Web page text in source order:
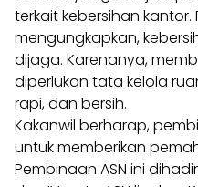
terkait kebersihan kantor.
mengungkapkan,
dijaga. Karenanya,
diperlukan tata kelola
rapi, dan bersih.
Kakanwil berharap,
untuk memberikan
Pembinaan ASN ini